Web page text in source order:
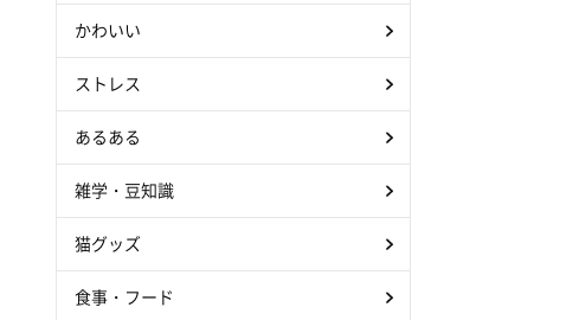
かわいい
ストレス
あるある
雑学・豆知識
猫グッズ
食事・フード